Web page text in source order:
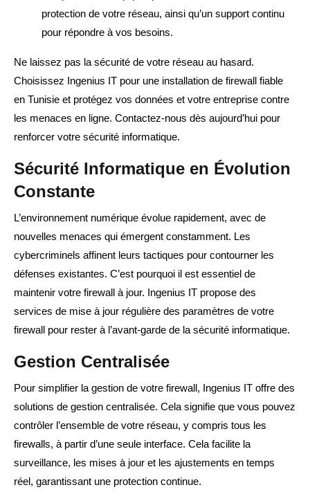
protection de votre réseau, ainsi qu’un support continu
pour répondre à vos besoins.
Ne laissez pas la sécurité de votre réseau au hasard.
Choisissez Ingenius IT pour une installation de firewall fiable
en Tunisie et protégez vos données et votre entreprise contre
les menaces en ligne. Contactez-nous dès aujourd’hui pour
renforcer votre sécurité informatique.
Sécurité Informatique en Évolution
Constante
L’environnement numérique évolue rapidement, avec de
nouvelles menaces qui émergent constamment. Les
cybercriminels affinent leurs tactiques pour contourner les
défenses existantes. C’est pourquoi il est essentiel de
maintenir votre firewall à jour. Ingenius IT propose des
services de mise à jour régulière des paramètres de votre
firewall pour rester à l’avant-garde de la sécurité informatique.
Gestion Centralisée
Pour simplifier la gestion de votre firewall, Ingenius IT offre des
solutions de gestion centralisée. Cela signifie que vous pouvez
contrôler l’ensemble de votre réseau, y compris tous les
firewalls, à partir d’une seule interface. Cela facilite la
surveillance, les mises à jour et les ajustements en temps
réel, garantissant une protection continue.